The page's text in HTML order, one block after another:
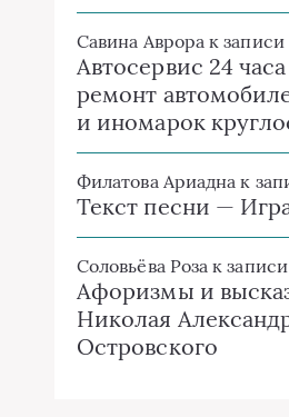
Савина Аврора к записи
Автосервис 24
ремонт
и иномарок
Филатова Ариадна к
Текст песни —
Соловьёва Роза к записи
Афоризмы и
Николая
Островского